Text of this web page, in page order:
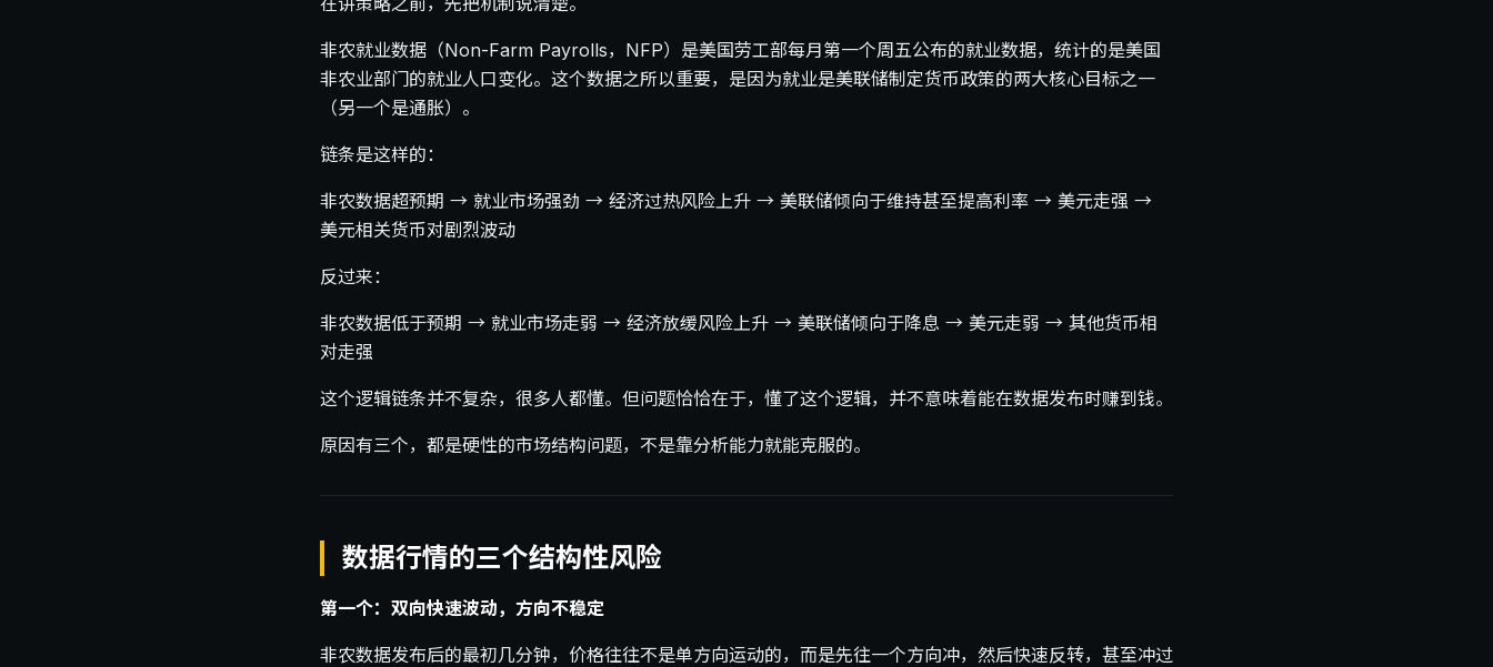
非农就业数据（Non-Farm Payrolls，NFP）是美国劳工部每月第一个周五公布的就业数据，统计的是美国
非农业部门的就业人口变化。这个数据之所以重要，是因为就业是美联储制定货币政策的两大核心目标之一
（另一个是通胀）。
链条是这样的：
非农数据超预期 → 就业市场强劲 → 经济过热风险上升 → 美联储倾向于维持甚至提高利率 → 美元走强 →
美元相关货币对剧烈波动
反过来：
非农数据低于预期 → 就业市场走弱 → 经济放缓风险上升 → 美联储倾向于降息 → 美元走弱 → 其他货币相
对走强
这个逻辑链条并不复杂，很多人都懂。但问题恰恰在于，懂了这个逻辑，并不意味着能在数据发布时赚到钱。
原因有三个，都是硬性的市场结构问题，不是靠分析能力就能克服的。
数据行情的三个结构性风险
第一个：双向快速波动，方向不稳定
非农数据发布后的最初几分钟，价格往往不是单方向运动的，而是先往一个方向冲，然后快速反转，甚至冲过